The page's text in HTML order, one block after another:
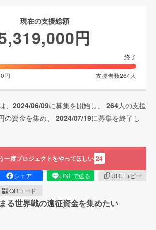
現在の支援総額
円
終了
円 支援者数264人
2024/06/09に募集を開始し、 264人の支援
の資金を集め、 2024/07/19に募集を終了し
一度プロジェクトをやってほしい 24
シェア LINEで送る
URLコピー
QRコード
る世界戦の遠征資金を集めたい